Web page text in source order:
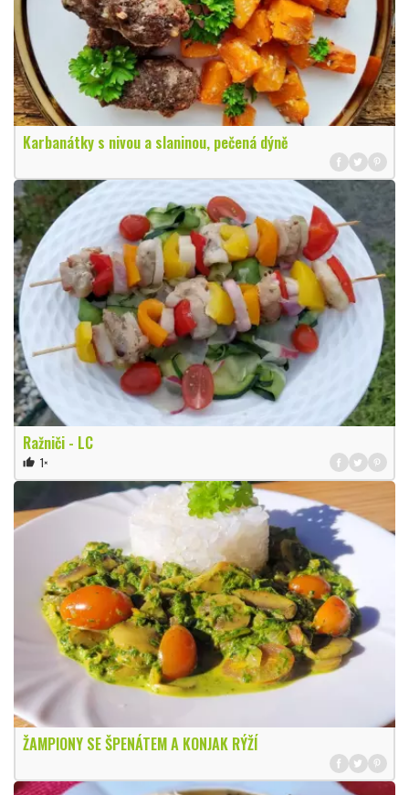
Karbanátky s nivou a slaninou, pečená dýně
Ražniči - LC
thumb_up 1×
ŽAMPIONY SE ŠPENÁTEM A KONJAK RÝŽÍ